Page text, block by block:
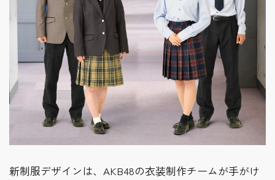
新制服デザインは、AKB48の衣装制作チームが手がけ